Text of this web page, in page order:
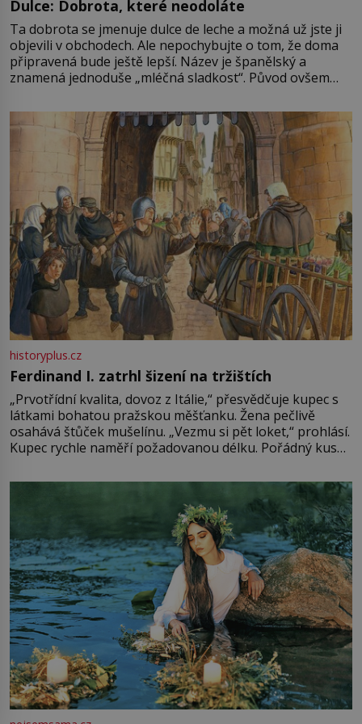
Dulce: Dobrota, které neodoláte
Ta dobrota se jmenuje dulce de leche a možná už jste ji
objevili v obchodech. Ale nepochybujte o tom, že doma
připravená bude ještě lepší. Název je španělský a
znamená jednoduše „mléčná sladkost“. Původ ovšem
pře hned několik latinskoamerických zemí a k tomu
Francie, kde se traduje,
historyplus.cz
Ferdinand I. zatrhl šizení na tržištích
„Prvotřídní kvalita, dovoz z Itálie,“ přesvědčuje kupec s
látkami bohatou pražskou měšťanku. Žena pečlivě
osahává štůček mušelínu. „Vezmu si pět loket,“ prohlásí.
Kupec rychle naměří požadovanou délku. Pořádný kus
milostpaní. Stačí jenom na sukni,“ zhodnotí švadlena
množství růžového mušelínu. „Ošidili vás, podívejte.“
Vezme do ruky dřevěnou